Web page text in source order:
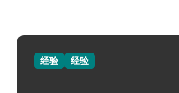
经验 经验